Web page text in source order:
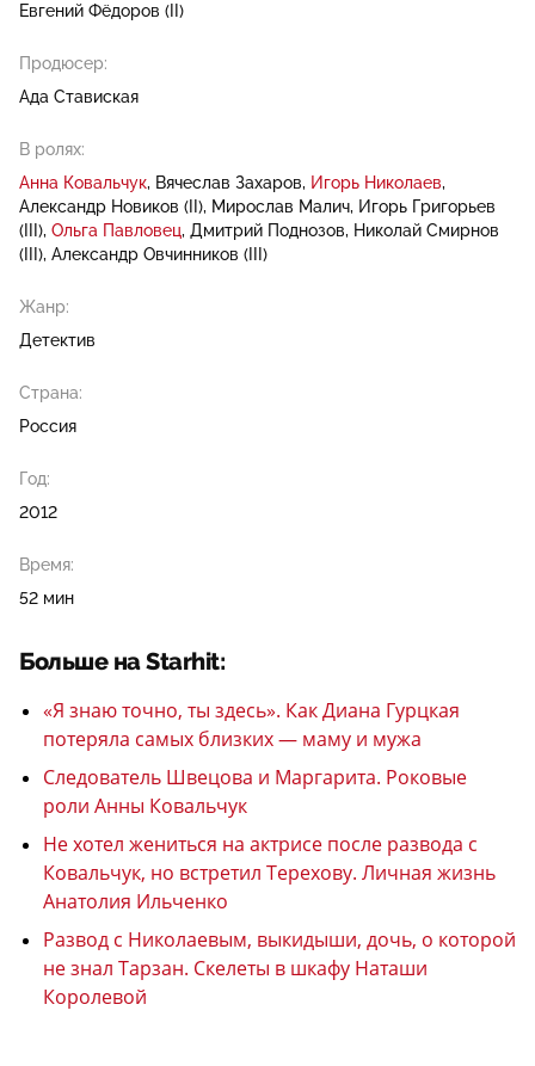
Евгений Фёдоров (II)
Продюсер:
Ада Ставиская
В ролях:
Анна Ковальчук Вячеслав Захаров
Игорь Николаев
Александр Новиков (II) Мирослав Малич Игорь Григорьев
(III) Ольга Павловец Дмитрий Поднозов
Николай Смирнов
(III) Александр Овчинников (III)
Жанр:
Детектив
Страна:
Россия
Год:
2012
Время:
52 мин
Больше на Starhit:
«Я знаю точно, ты здесь». Как Диана Гурцкая
потеряла самых близких — маму и мужа
Следователь Швецова и Маргарита. Роковые
роли Анны Ковальчук
Не хотел жениться на актрисе после развода с
Ковальчук, но встретил Терехову. Личная жизнь
Анатолия Ильченко
Развод с Николаевым, выкидыши, дочь, о которой
не знал Тарзан. Скелеты в шкафу Наташи
Королевой